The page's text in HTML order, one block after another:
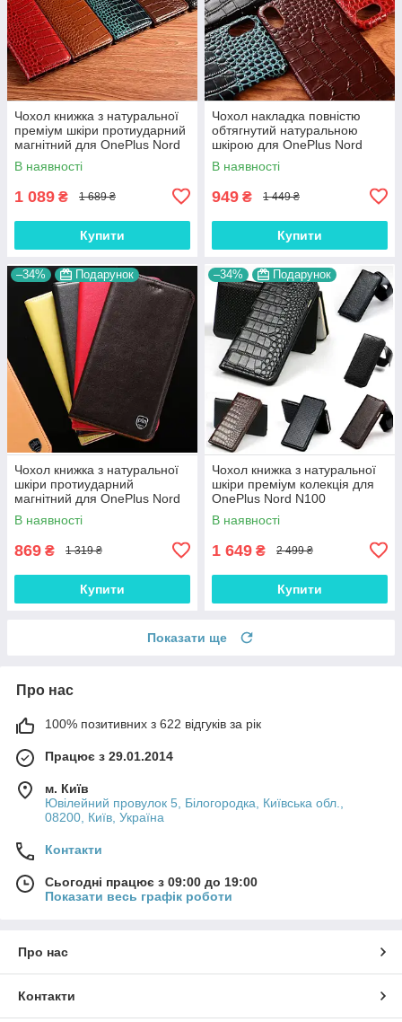
Чохол книжка з натуральної
преміум шкіри протиударний
магнітний для OnePlus Nord
N100 "CROCODILE"
В наявності
1 089 ₴ 1 689 ₴
Купити
Чохол накладка повністю
обтягнутий натуральною
шкірою для OnePlus Nord
N100 "SIGNATURE"
В наявності
949 ₴ 1 449 ₴
Купити
–34% Подарунок
Чохол книжка з натуральної
шкіри протиударний
магнітний для OnePlus Nord
N100 "CLASIC"
В наявності
869 ₴ 1 319 ₴
Купити
–34% Подарунок
Чохол книжка з натуральної
шкіри преміум колекція для
OnePlus Nord N100
"SIGNATURE"
В наявності
1 649 ₴ 2 499 ₴
Купити
Показати ще
Про нас
100% позитивних з 622 відгуків за рік
Працює з 29.01.2014
м. Київ
Ювілейний провулок 5, Білогородка, Київська обл.,
08200, Київ, Україна
Контакти
Сьогодні працює з 09:00 до 19:00
Показати весь графік роботи
Про нас
Контакти